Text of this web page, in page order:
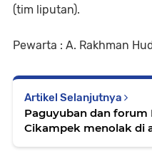
(tim liputan).
Pewarta : A. Rakhman
Artikel Selanjutnya
Paguyuban dan forum
Cikampek menolak di